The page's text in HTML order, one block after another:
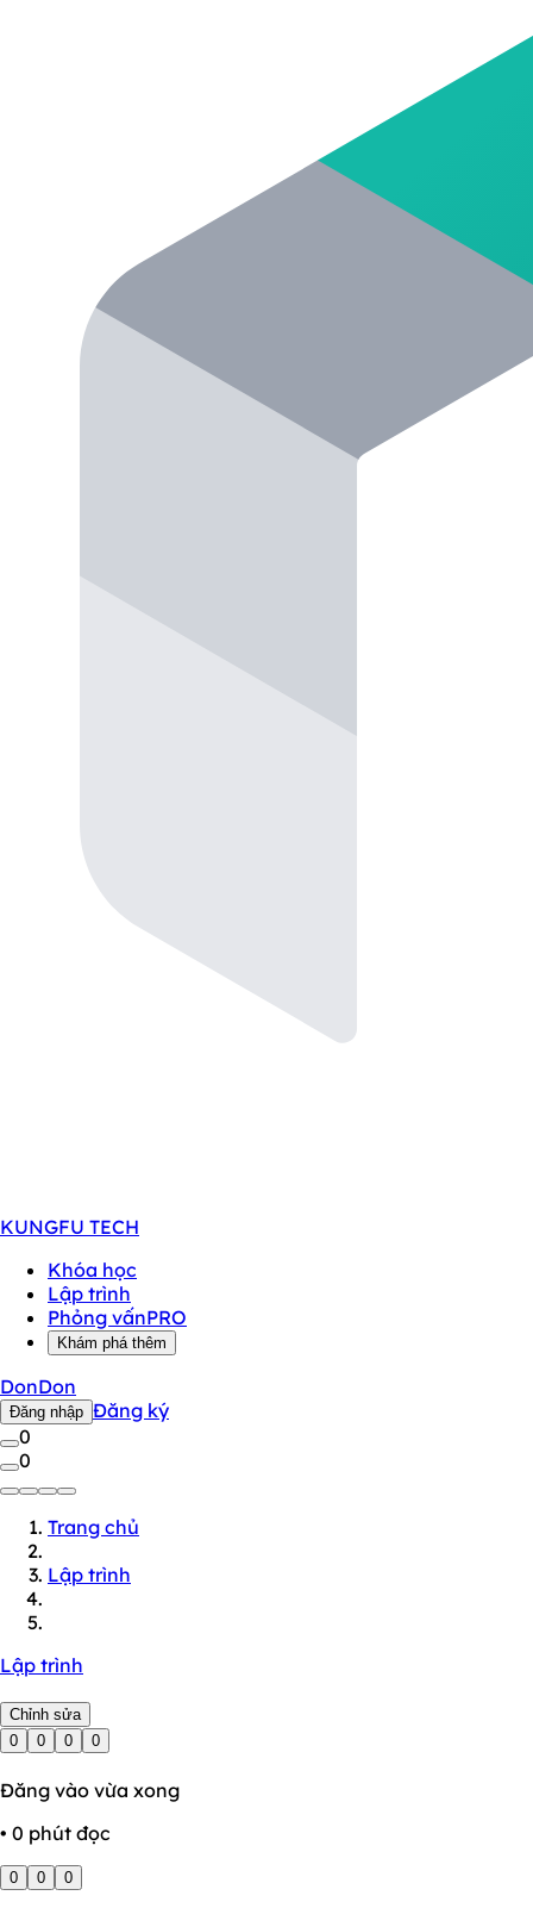
KUNGFU TECH
Khóa học
Lập trình
Phỏng vấnPRO
Khám phá thêm
DonDon
Đăng nhập Đăng ký
0
0
Trang chủ
Lập trình
Lập trình
Chỉnh sửa
0
0 0 0
Đăng vào vừa xong
• 0 phút đọc
0 0 0